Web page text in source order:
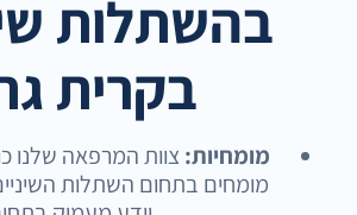
בהשתלות
בקרית
מומחיות: צוות המרפאה שלנו
מומחים בתחום השתלות